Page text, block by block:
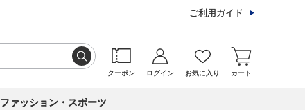
ご利用ガイド
クーポン ログイン お気に入り カート
ファッション・スポーツ